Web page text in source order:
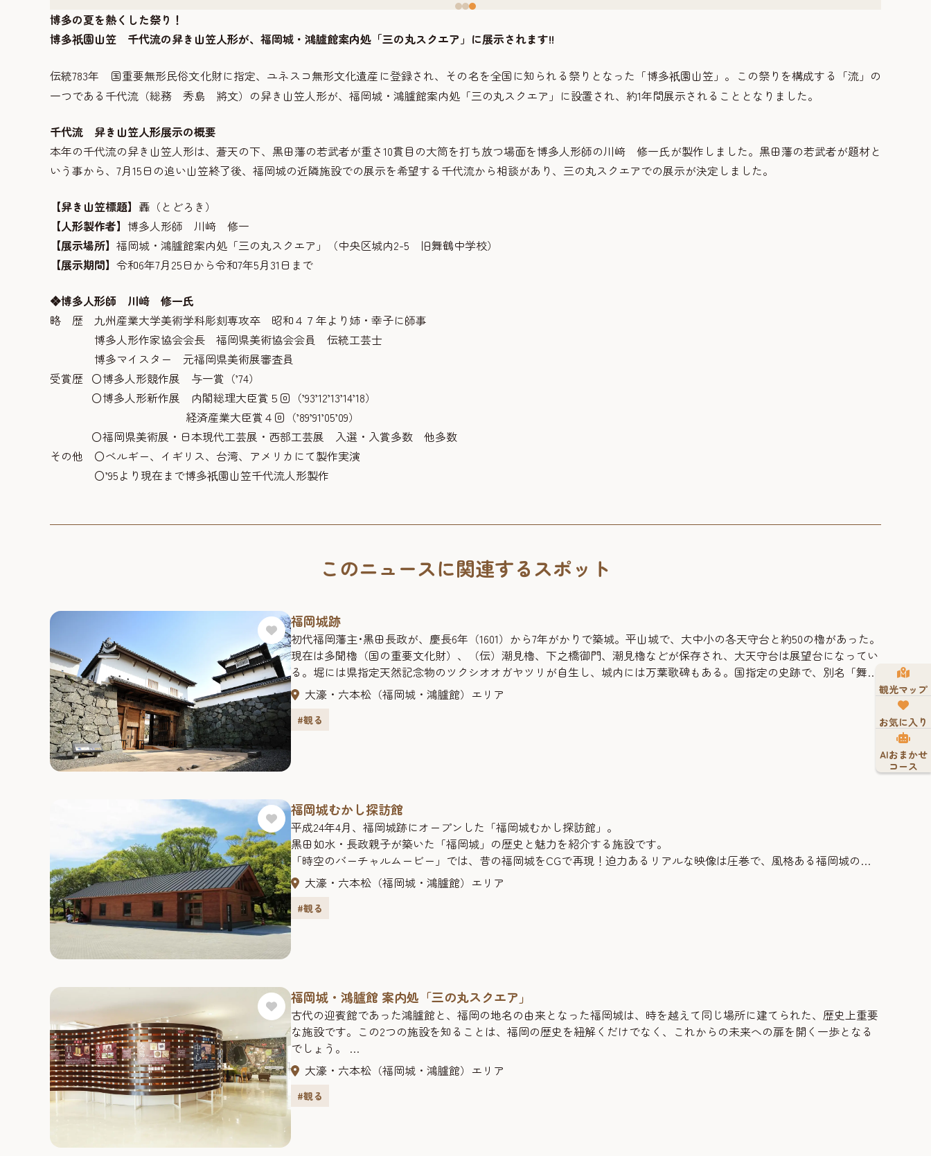
博多の夏を熱くした祭り！
博多祇園山笠 千代流の舁き山笠人形が、福岡城・鴻臚館案内処「三の丸スクエア」に展示されます!!
伝統783年 国重要無形民俗文化財に指定、ユネスコ無形文化遺産に登録され、その名を全国に知られる祭りとなった「博多祇園山笠」。この祭りを構成する「流」の
一つである千代流（総務 秀島 將文）の舁き山笠人形が、福岡城・鴻臚館案内処「三の丸スクエア」に設置され、約1年間展示されることとなりました。
千代流 舁き山笠人形展示の概要
本年の千代流の舁き山笠人形は、蒼天の下、黒田藩の若武者が重さ10貫目の大筒を打ち放つ場面を博多人形師の川﨑 修一氏が製作しました。黒田藩の若武者が題材と
いう事から、7月15日の追い山笠終了後、福岡城の近隣施設での展示を希望する千代流から相談があり、三の丸スクエアでの展示が決定しました。
【舁き山笠標題】 轟（とどろき）
【人形製作者】 博多人形師 川﨑 修一
【展示場所】 福岡城・鴻臚館案内処「三の丸スクエア」（中央区城内2-5 旧舞鶴中学校）
【展示期間】 令和6年7月25日から令和7年5月31日まで
❖博多人形師 川﨑 修一氏
略 歴 九州産業大学美術学科彫刻専攻卒 昭和４７年より姉・幸子に師事
博多人形作家協会会長 福岡県美術協会会員 伝統工芸士
博多マイスター 元福岡県美術展審査員
受賞歴 〇博多人形競作展 与一賞（’74）
〇博多人形新作展 内閣総理大臣賞５回（’93’12’13’14’18）
経済産業大臣賞４回（’89’91’05’09）
〇福岡県美術展・日本現代工芸展・西部工芸展 入選・入賞多数 他多数
その他 〇ベルギー、イギリス、台湾、アメリカにて製作実演
〇’95より現在まで博多祇園山笠千代流人形製作
このニュースに関連するスポット
福岡城跡
初代福岡藩主･黒田長政が、慶長6年（1601）から7年がかりで築城。平山城で、大中小の各天守台と約50の櫓があった。
現在は多聞櫓（国の重要文化財）、（伝）潮見櫓、下之橋御門、潮見櫓などが保存され、大天守台は展望台になってい
る。堀には県指定天然記念物のツクシオオガヤツリが自生し、城内には万葉歌碑もある。国指定の史跡で、別名「舞鶴
城」とも呼ばれている。
大濠・六本松（福岡城・鴻臚館）エリア
#観る
福岡城むかし探訪館
平成24年4月、福岡城跡にオープンした「福岡城むかし探訪館」。
黒田如水・長政親子が築いた「福岡城」の歴史と魅力を紹介する施設です。
「時空のバーチャルムービー」では、昔の福岡城をCGで再現！迫力あるリアルな映像は圧巻で、風格ある福岡城の勇
壮な姿を映し出します。映像の中には、いまだ存在が謎に包まれている福岡城の天守閣が登場。今と昔を交差しなが
ら、お城を散策します。
「福岡城むかし探訪館」周辺では、様々な団体がツアーイベントを実施されています。
大濠・六本松（福岡城・鴻臚館）エリア
#観る
福岡城・鴻臚館 案内処「三の丸スクエア」
古代の迎賓館であった鴻臚館と、福岡の地名の由来となった福岡城は、時を越えて同じ場所に建てられた、歴史上重要
な施設です。この2つの施設を知ることは、福岡の歴史を紐解くだけでなく、これからの未来への扉を開く一歩となる
でしょう。
三の丸スクエアは、時の重なりを地層で表現した内観に、鴻臚館、福岡城の歴史をハイライトで紹介しています。ま
た、「セントラルパーク構想」を中心に、未来の姿についても知ることができます。ぜひ三の丸スクエアから、福岡の
歴史を知る、時空散歩にでかけてみませんか。
大濠・六本松（福岡城・鴻臚館）エリア
#観る
観光マップ
お気に入り
AIおまかせ
コース